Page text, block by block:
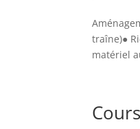
traîne)●
matériel